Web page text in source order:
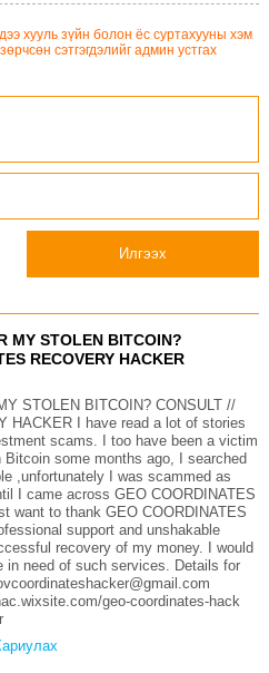
хууль зүйн болон ёс суртахууны хэм
сэтгэгдэлийг админ устгах
Илгээх
MY STOLEN BITCOIN?
RECOVERY HACKER
STOLEN BITCOIN? CONSULT //
HACKER I have read a lot of stories
scams. I too have been a victim
some months ago, I searched
,unfortunately I was scammed as
I came across GEO COORDINATES
want to thank GEO COORDINATES
support and unshakable
recovery of my money. I would
in need of such services. Details for
geo-coordinates-hack